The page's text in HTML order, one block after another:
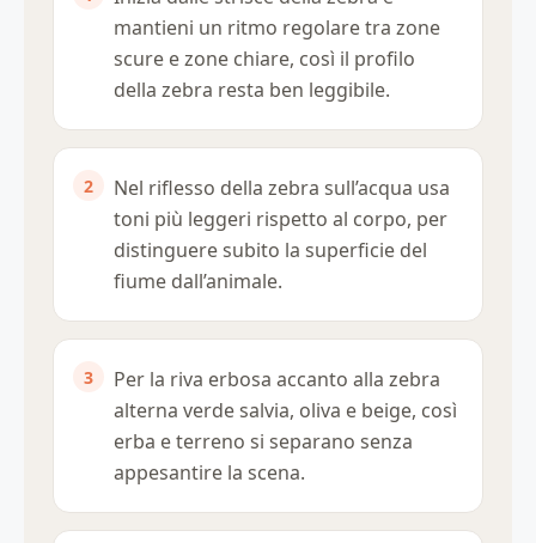
mantieni un ritmo regolare tra zone
scure e zone chiare, così il profilo
della zebra resta ben leggibile.
Nel riflesso della zebra sull’acqua usa
toni più leggeri rispetto al corpo, per
distinguere subito la superficie del
fiume dall’animale.
Per la riva erbosa accanto alla zebra
alterna verde salvia, oliva e beige, così
erba e terreno si separano senza
appesantire la scena.